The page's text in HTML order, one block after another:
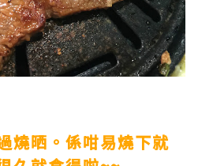
燒晒。係咁易燒下就